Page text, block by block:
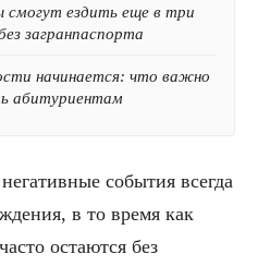
смогут ездить еще в три
загранпаспорта
начинается: что важно
абитуриентам
события всегда
в то время как
остаются без